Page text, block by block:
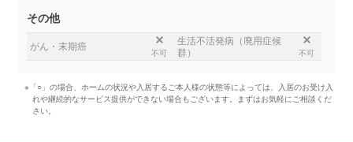
その他
がん・末期癌
不可
生活不活発病（廃用症候
群）
不可
※「○」の場合、ホームの状況や入居するご本人様の状態等によっては、入居のお受け入
れや継続的なサービス提供ができない場合もございます。まずはお気軽にご相談くだ
さい。